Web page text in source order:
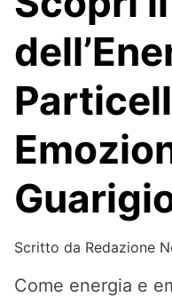
Scritto da Redazione
Come energia e